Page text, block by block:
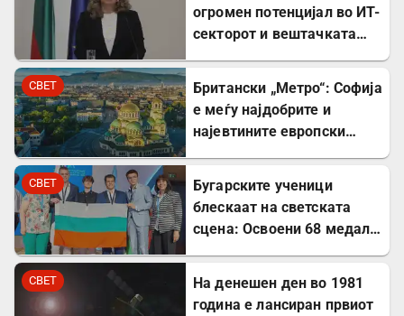
огромен потенцијал во ИТ-
секторот и вештачката
СВЕТ
Британски „Метро“: Софија
е меѓу најдобрите и
најевтините европски
СВЕТ
Бугарските ученици
блескаат на светската
сцена: Освоени 68 медали
година
СВЕТ
На денешен ден во 1981
година е лансиран првиот